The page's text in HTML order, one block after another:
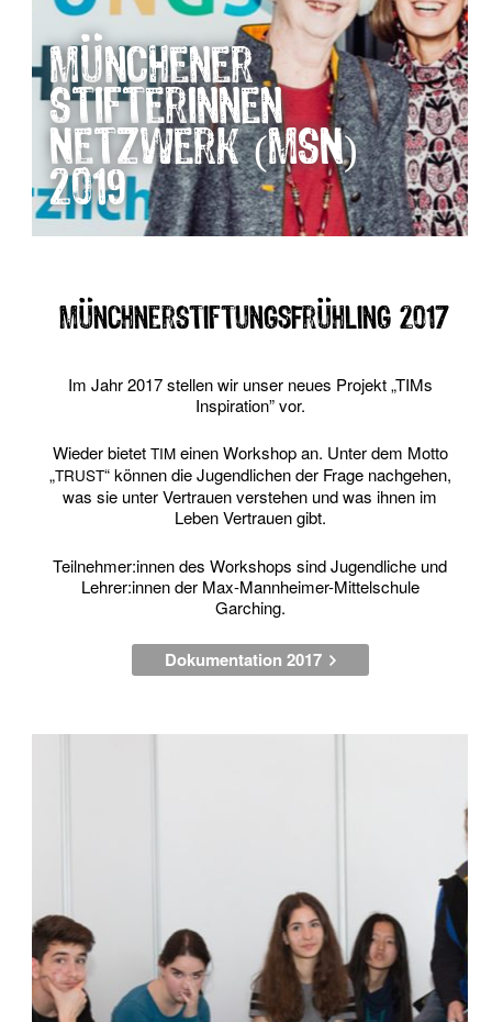
Münchener
Stifterinnen
Netzwerk (MSN)
2019
MünchnerStiftungsFrühling 2017
Im Jahr 2017 stel­len wir unser neu­es Pro­jekt „TIMs
Inspi­ra­ti­on” vor.
Wie­der bie­tet TIMeinen Work­shop an. Unter dem Mot­to
„TRUST“ kön­nen die Jugend­li­chen der Fra­ge nach­ge­hen,
was sie unter Ver­trau­en ver­ste­hen und was ihnen im
Leben Ver­trau­en gibt.
Teilnehmer:innen des Work­shops sind Jugend­li­che und
Lehrer:innen der Max-Mann­hei­mer-Mit­tel­schu­le
Garching.
Dokumentation 2017